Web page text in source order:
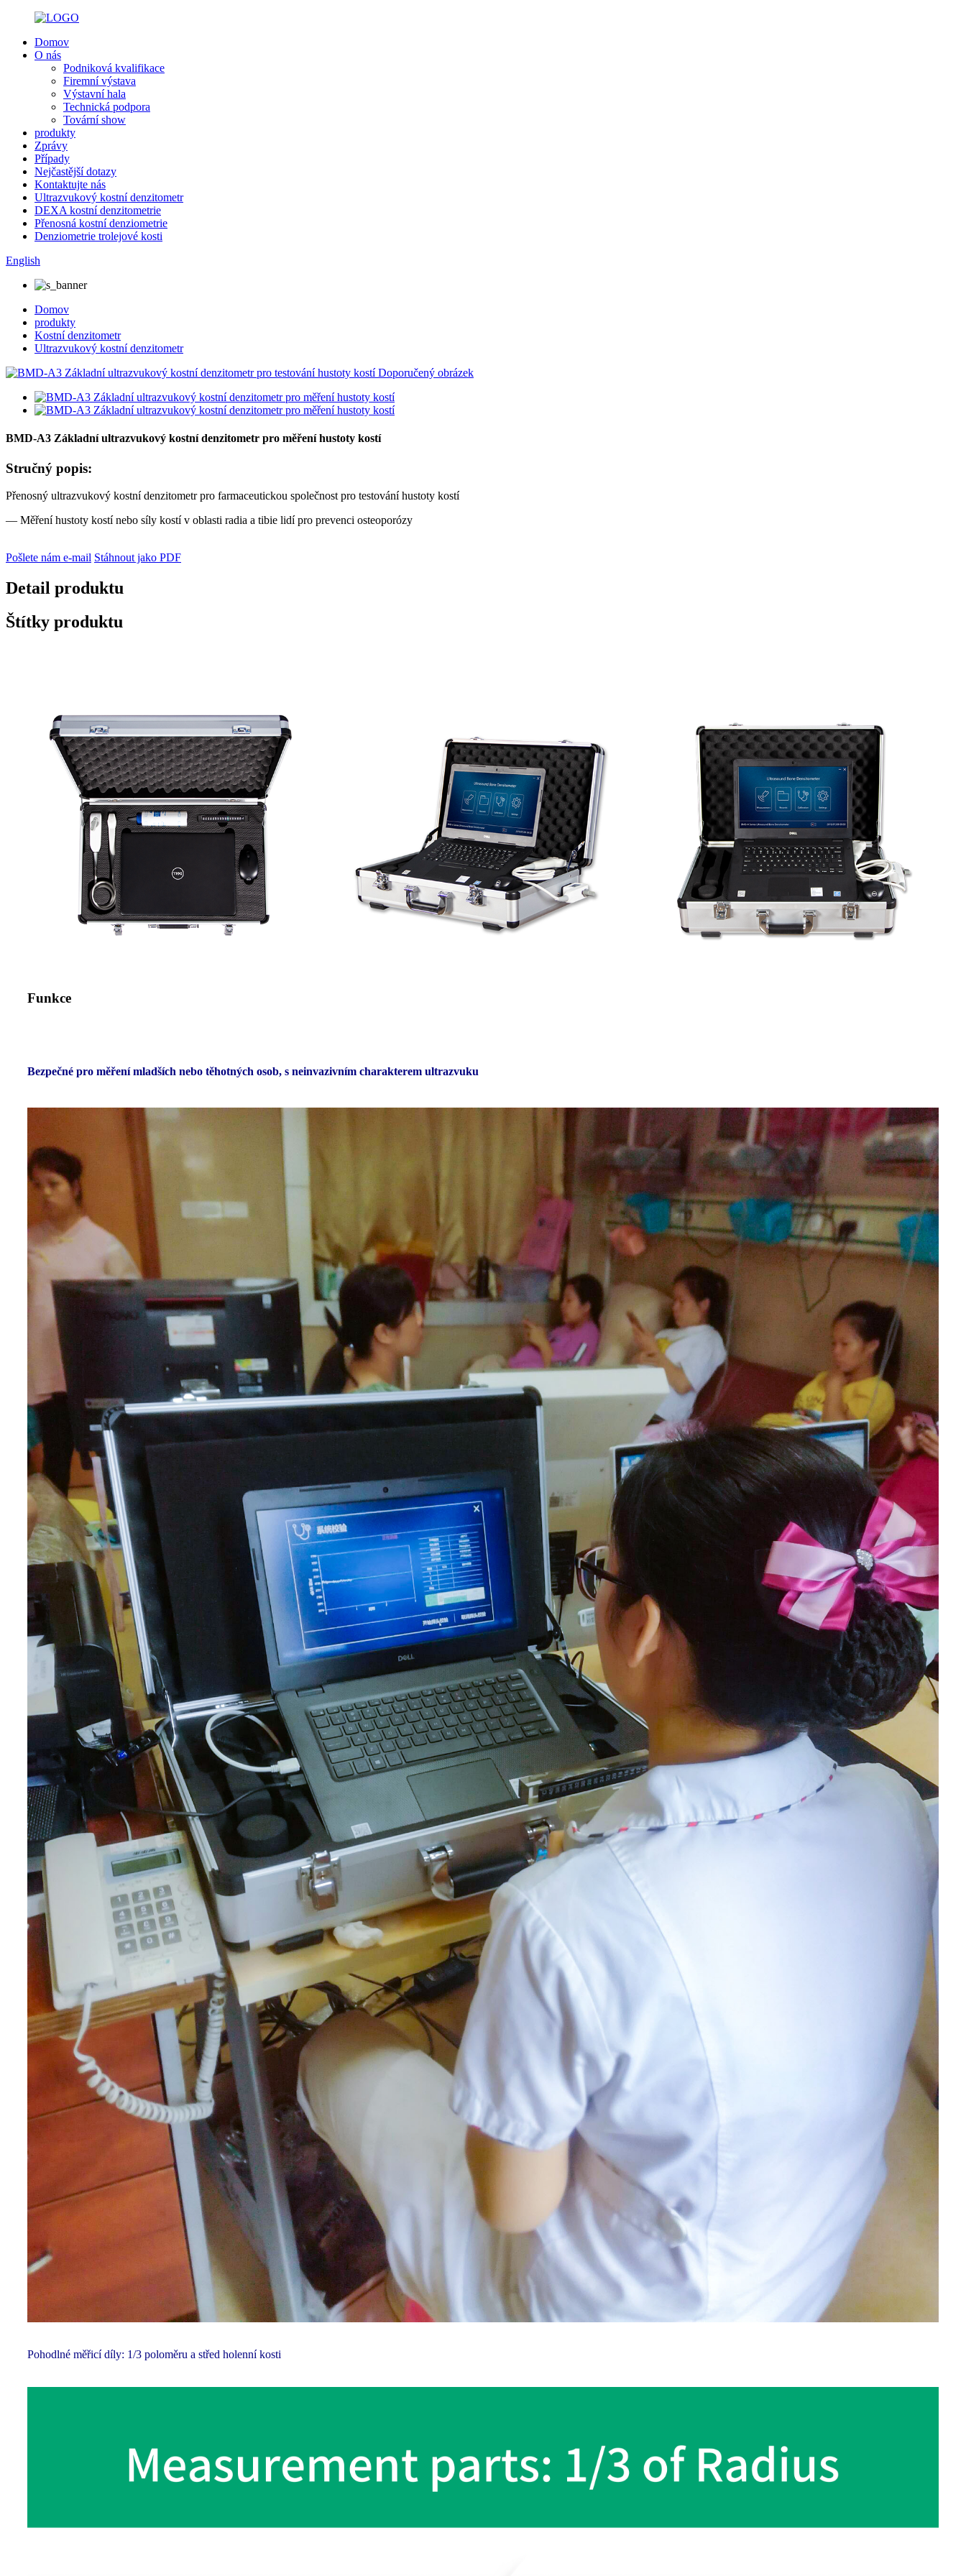
Domov
O nás
Podniková kvalifikace
Firemní výstava
Výstavní hala
Technická podpora
Tovární show
produkty
Zprávy
Případy
Nejčastější dotazy
Kontaktujte nás
Ultrazvukový kostní denzitometr
DEXA kostní denzitometrie
Přenosná kostní denziometrie
Denziometrie trolejové kosti
English
Domov
produkty
Kostní denzitometr
Ultrazvukový kostní denzitometr
BMD-A3 Základní ultrazvukový kostní denzitometr pro měření hustoty kostí
Stručný popis:
Přenosný ultrazvukový kostní denzitometr pro farmaceutickou společnost pro testování hustoty kostí
— Měření hustoty kostí nebo síly kostí v oblasti radia a tibie lidí pro prevenci osteoporózy
Pošlete nám e-mail Stáhnout jako PDF
Detail produktu
Štítky produktu
Funkce
Bezpečné pro měření mladších nebo těhotných osob, s neinvazivním charakterem ultrazvuku
Pohodlné měřicí díly: 1/3 poloměru a střed holenní kosti